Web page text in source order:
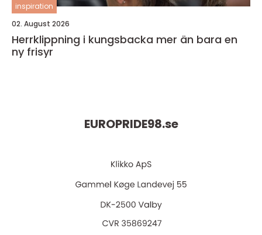
inspiration
02. August 2026
Herrklippning i kungsbacka mer än bara en
ny frisyr
EUROPRIDE98.se